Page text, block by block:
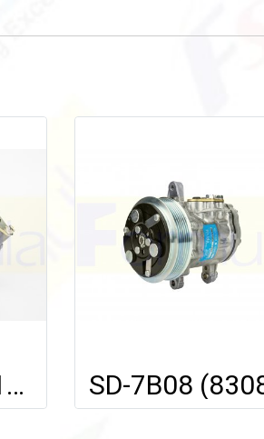
COMP. SD-7H15 (6164 / AC001H) SCANIA TRUCK (หน้าแปลนเอียง) (8PK) 24V.